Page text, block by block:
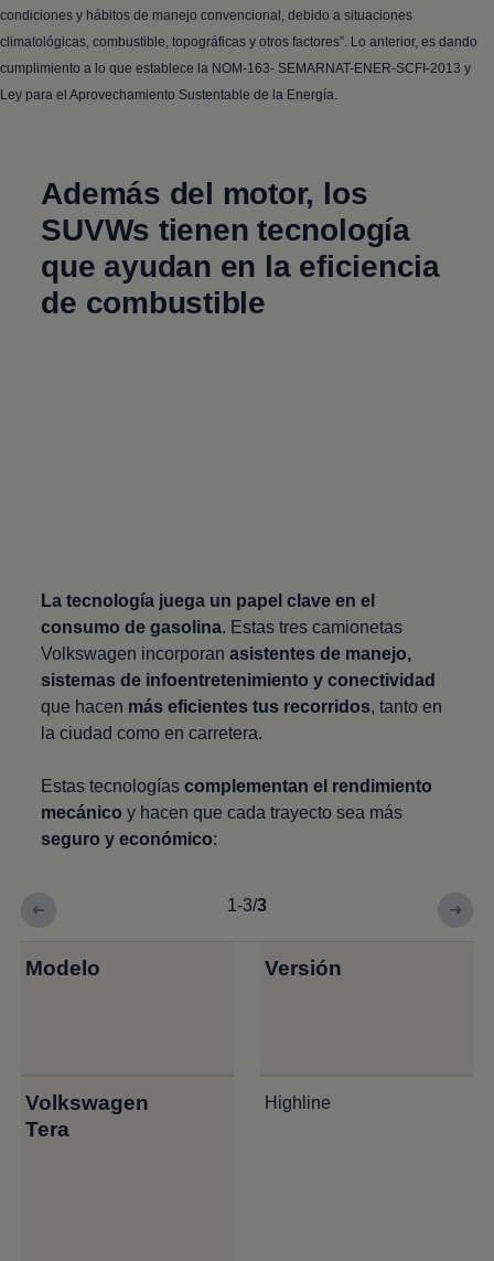
condiciones y hábitos de manejo convencional, debido a situaciones
climatológicas, combustible, topográficas y otros factores”. Lo anterior, es dando
cumplimiento a lo que establece la NOM-163- SEMARNAT-ENER-SCFI-2013 y
Ley para el Aprovechamiento Sustentable de la Energía.
Además del motor, los
SUVWs tienen tecnología
que ayudan en la eficiencia
de combustible
La tecnología juega un papel clave en el
consumo de gasolina. Estas tres camionetas
Volkswagen incorporanasistentes de manejo,
sistemas de infoentretenimiento y conectividad
que hacen más eficientes tus recorridos, tanto en
la ciudad como en carretera.
Estas tecnologíascomplementan el rendimiento
mecánico y hacen que cada trayecto sea más
seguro y económico:
1-3/3
Modelo Versión
Volkswagen
Tera
Highline